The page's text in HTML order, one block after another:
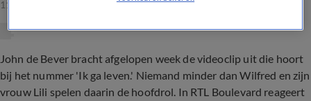
11 apr 2021, 15:35
John de Bever bracht afgelopen week de videoclip uit die hoort
bij het nummer 'Ik ga leven.' Niemand minder dan Wilfred en zijn
vrouw Lili spelen daarin de hoofdrol. In RTL Boulevard reageert